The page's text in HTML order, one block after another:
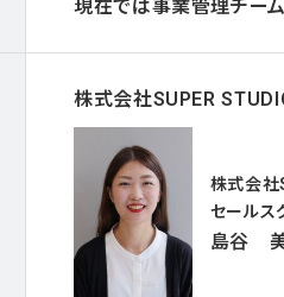
現在では事業管理チーム
株式会社SUPER
株式会社
セールス
島谷